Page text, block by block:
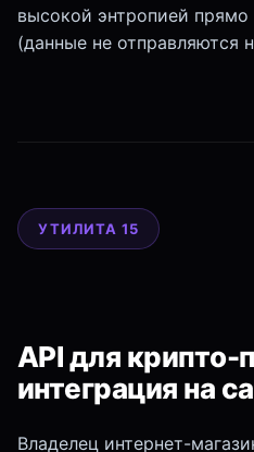
высокой энтропией
(данные не отправляются
УТИЛИТА 15
API для крипто-
интеграция на
Владелец интернет-